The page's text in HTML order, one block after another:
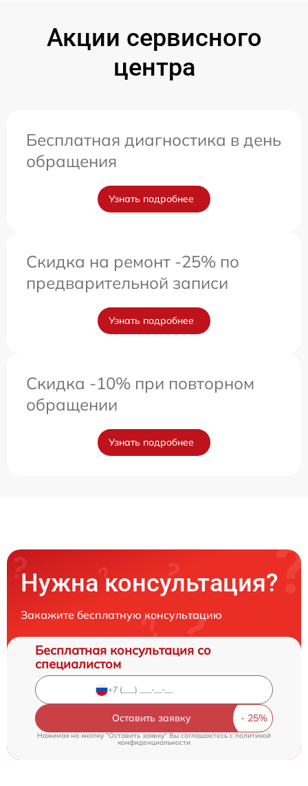
Акции сервисного
центра
Бесплатная диагностика в день
обращения
Узнать подробнее
Скидка на ремонт -25% по
предварительной записи
Узнать подробнее
Скидка -10% при повторном
обращении
Узнать подробнее
Нужна консультация?
Закажите бесплатную консультацию
Бесплатная консультация со
специалистом
Оставить заявку
Нажимая на кнопку "Оставить заявку" Вы соглашаетесь cполитикой
конфиденциальности